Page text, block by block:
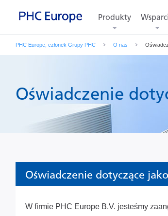
Produkty
PHC Europe, członek Grupy PHC O nas
Oświadczenie
Oświadczenie dotyczące
W firmie PHC Europe B.V. jesteśmy